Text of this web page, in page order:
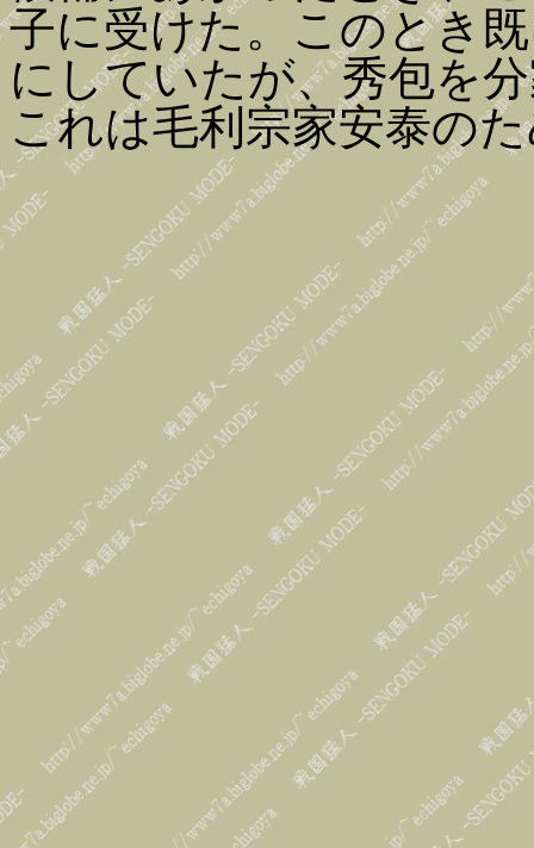
子に受けた。このとき
にしていたが、秀包を
これは毛利宗家安泰の